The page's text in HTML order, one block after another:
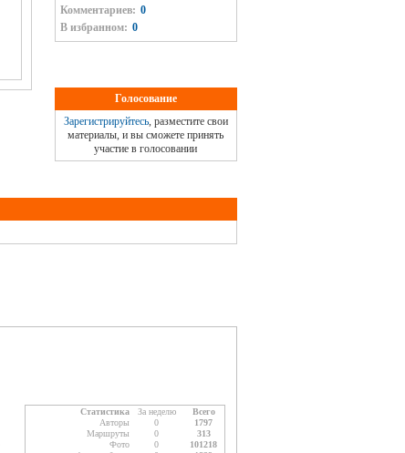
Комментариев: 0
В избранном: 0
Голосование
Зарегистрируйтесь, разместите свои
материалы, и вы сможете принять
участие в голосовании
Статистика За неделю
Всего
Авторы
0
1797
Маршруты
0
313
Фото
0
101218